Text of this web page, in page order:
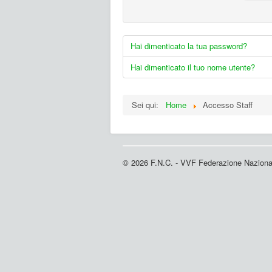
Hai dimenticato la tua password?
Hai dimenticato il tuo nome utente?
Sei qui: Home Accesso Staff
© 2026 F.N.C. - VVF Federazione